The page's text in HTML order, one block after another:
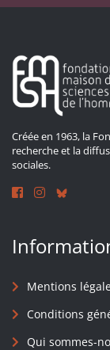
Créée en 1963, la
recherche et la
sociales.
Mentions
Conditions
Qui sommes-